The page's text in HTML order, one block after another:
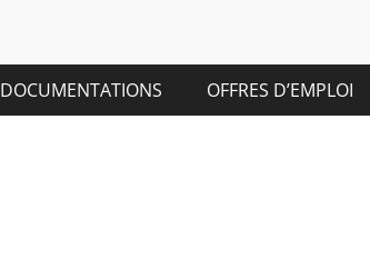
DOCUMENTATIONS OFFRES D’EMPLOI